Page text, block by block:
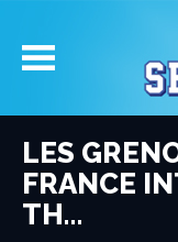
LES
FRANCE
TH…